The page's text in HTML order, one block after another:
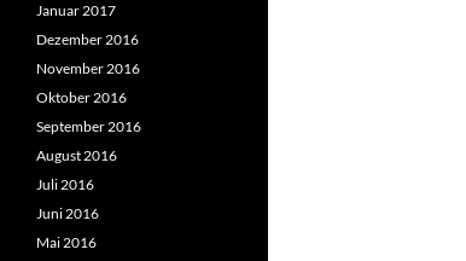
Januar 2017
Dezember 2016
November 2016
Oktober 2016
September 2016
August 2016
Juli 2016
Juni 2016
Mai 2016